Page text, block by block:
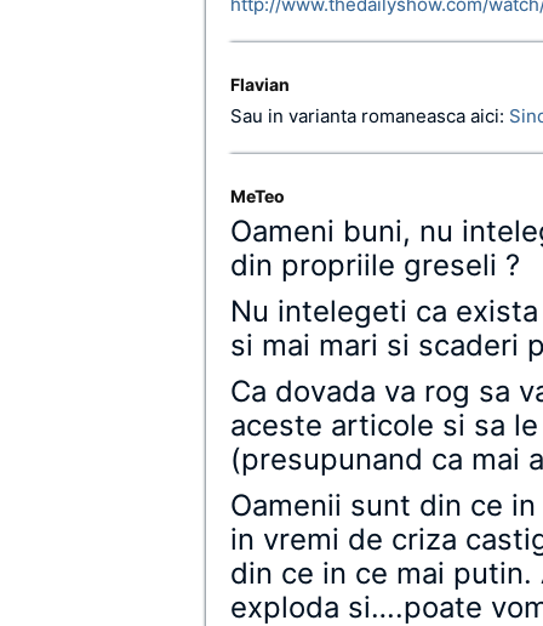
Flavian
Sau in varianta romaneasca aici:
MeTeo
Oameni buni, nu
din propriile greseli ?
Nu intelegeti ca
si mai mari si scaderi
Ca dovada va rog sa
aceste articole si sa
(presupunand ca mai
Oamenii sunt din ce
in vremi de criza
din ce in ce mai
exploda si….poate